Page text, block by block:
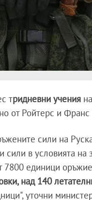
тридневни учения
от Ройтерс и Франс
сили на
сили в условията на
единици
над 140
уточни